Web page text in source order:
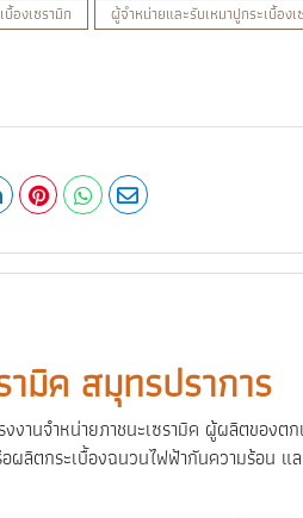
องเซรามิก ผู้จำหน่ายและรับเหมาปูกระเบื้องเ
ามิค สมุทรปราการ
านจำหน่ายภาชนะเซรามิค ผู้ผลิตของ
ลิตกระเบื้องฉนวนไฟฟ้ากันความร้อน แ